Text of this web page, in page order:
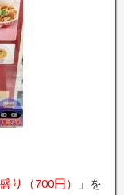
り（700円）
」を